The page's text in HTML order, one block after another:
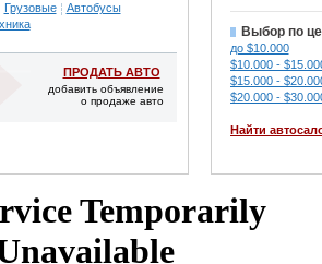
Грузовые
Автобусы
ПРОДАТЬ АВТО
добавить объявление
о продаже авто
Выбор по
до $10.000
$10.000 -
$15.000 -
$20.000 -
Найти